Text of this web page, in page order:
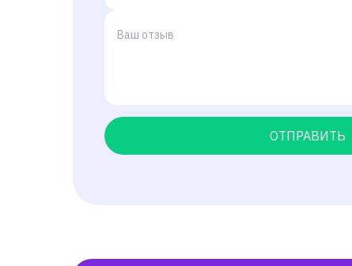
ОТПРАВИТЬ